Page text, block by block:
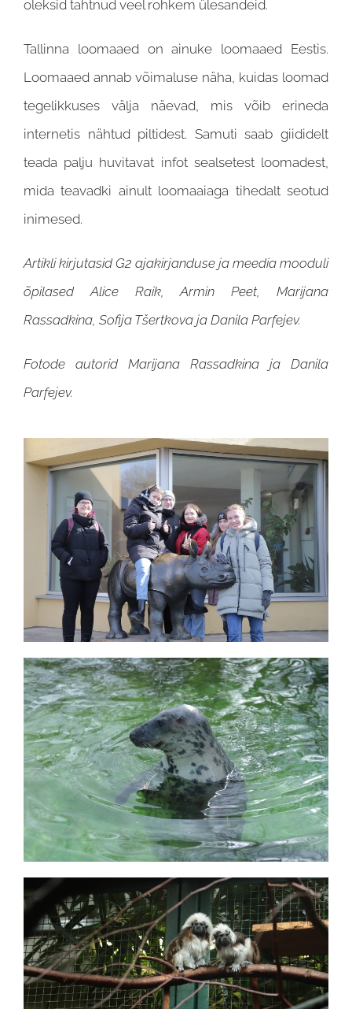
oleksid tahtnud veel rohkem ülesandeid.
Tallinna loomaaed on ainuke loomaaed Eestis.
Loomaaed annab võimaluse näha, kuidas loomad
tegelikkuses välja näevad, mis võib erineda
internetis nähtud piltidest. Samuti saab giididelt
teada palju huvitavat infot sealsetest loomadest,
mida teavadki ainult loomaaiaga tihedalt seotud
inimesed.
Artikli kirjutasid G2 ajakirjanduse ja meedia mooduli
õpilased Alice Raik, Armin Peet, Marijana
Rassadkina, Sofija Tšertkova ja Danila Parfejev.
Fotode autorid Marijana Rassadkina ja Danila
Parfejev.